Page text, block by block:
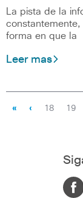
La pista de la
forma en que la
Leer mas
« ‹ 18 19